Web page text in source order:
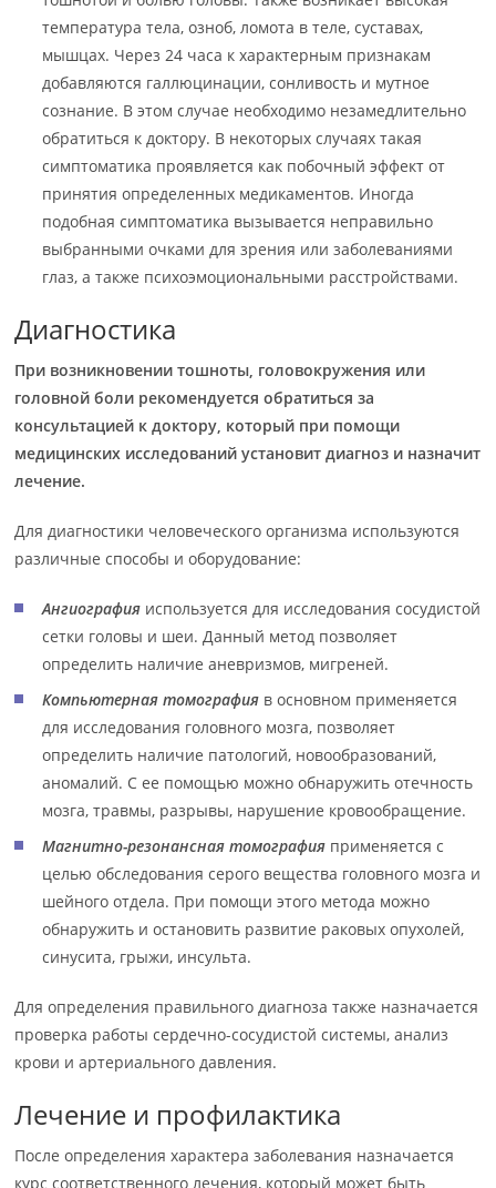
температура тела, озноб, ломота в теле, суставах,
мышцах. Через 24 часа к характерным признакам
добавляются галлюцинации, сонливость и мутное
сознание. В этом случае необходимо незамедлительно
обратиться к доктору. В некоторых случаях такая
симптоматика проявляется как побочный эффект от
принятия определенных медикаментов. Иногда
подобная симптоматика вызывается неправильно
выбранными очками для зрения или заболеваниями
глаз, а также психоэмоциональными расстройствами.
Диагностика
При возникновении тошноты, головокружения или
головной боли рекомендуется обратиться за
консультацией к доктору, который при помощи
медицинских исследований установит диагноз и назначит
лечение.
Для диагностики человеческого организма используются
различные способы и оборудование:
Ангиография используется для исследования сосудистой
сетки головы и шеи. Данный метод позволяет
определить наличие аневризмов, мигреней.
Компьютерная томография в основном применяется
для исследования головного мозга, позволяет
определить наличие патологий, новообразований,
аномалий. С ее помощью можно обнаружить отечность
мозга, травмы, разрывы, нарушение кровообращение.
Магнитно-резонансная томография применяется с
целью обследования серого вещества головного мозга и
шейного отдела. При помощи этого метода можно
обнаружить и остановить развитие раковых опухолей,
синусита, грыжи, инсульта.
Для определения правильного диагноза также назначается
проверка работы сердечно-сосудистой системы, анализ
крови и артериального давления.
Лечение и профилактика
После определения характера заболевания назначается
курс соответственного лечения, который может быть